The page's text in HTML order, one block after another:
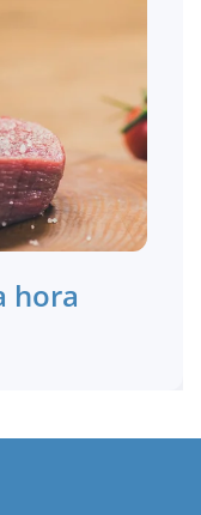
hora